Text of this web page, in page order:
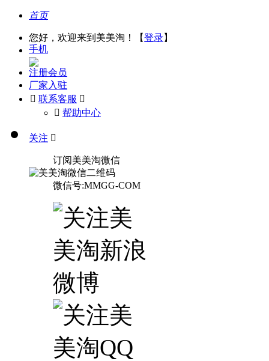
首页
您好，欢迎来到美美淘！【登录】
手机
注册会员
厂家入驻
 联系客服 
󰅃 帮助中心
关注 
订阅美美淘微信
微信号:MMGG-COM